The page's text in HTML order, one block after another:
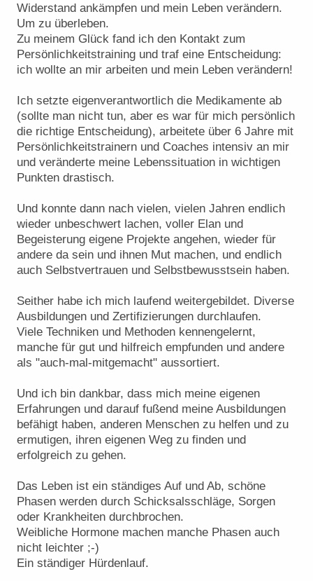
Widerstand ankämpfen und mein Leben verändern.
Um zu überleben.
Zu meinem Glück fand ich den Kontakt zum
Persönlichkeitstraining und traf eine Entscheidung:
ich wollte an mir arbeiten und mein Leben verändern!
Ich setzte eigenverantwortlich die Medikamente ab
(sollte man nicht tun, aber es war für mich persönlich
die richtige Entscheidung), arbeitete über 6 Jahre mit
Persönlichkeitstrainern und Coaches intensiv an mir
und veränderte meine Lebenssituation in wichtigen
Punkten drastisch.
Und konnte dann nach vielen, vielen Jahren endlich
wieder unbeschwert lachen, voller Elan und
Begeisterung eigene Projekte angehen, wieder für
andere da sein und ihnen Mut machen, und endlich
auch Selbstvertrauen und Selbstbewusstsein haben.
Seither habe ich mich laufend weitergebildet. Diverse
Ausbildungen und Zertifizierungen durchlaufen.
Viele Techniken und Methoden kennengelernt,
manche für gut und hilfreich empfunden und andere
als "auch-mal-mitgemacht" aussortiert.
Und ich bin dankbar, dass mich meine eigenen
Erfahrungen und darauf fußend meine Ausbildungen
befähigt haben, anderen Menschen zu helfen und zu
ermutigen, ihren eigenen Weg zu finden und
erfolgreich zu gehen.
Das Leben ist ein ständiges Auf und Ab, schöne
Phasen werden durch Schicksalsschläge, Sorgen
oder Krankheiten durchbrochen.
Weibliche Hormone machen manche Phasen auch
nicht leichter ;-)
Ein ständiger Hürdenlauf.